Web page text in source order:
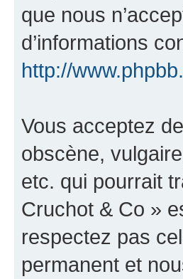
que nous
d’informations
http://
Vous acceptez
obscène,
etc. qui pourrait
Cruchot & Co »
respectez pas
permanent et